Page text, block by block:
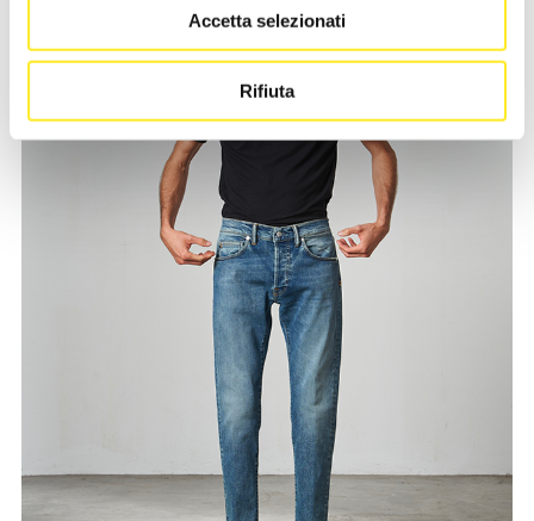
Accetta selezionati
Rifiuta